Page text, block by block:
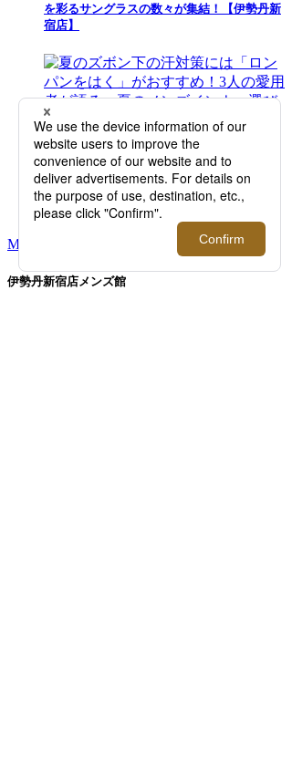
を彩るサングラスの数々が集結！【伊勢丹新
宿店】
夏のズボン下の汗対策には「ロンパンをは
く」がおすすめ！3人の愛用者が語る、夏の
メンズインナー選びの正解とは？【2026年5
月更新】
MORE RANKING
伊勢丹新宿店メンズ館